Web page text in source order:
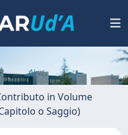
in Volume
o Saggio)